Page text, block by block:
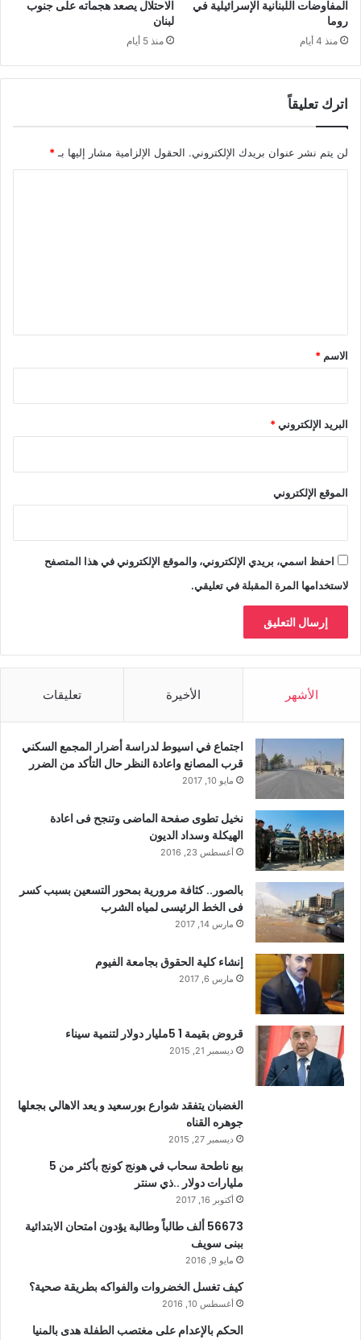
المفاوضات اللبنانية الإسرائيلية في
روما
منذ 4 أيام
الاحتلال يصعد هجماته على جنوب
لبنان
منذ 5 أيام
اترك تعليقاً
لن يتم نشر عنوان بريدك الإلكتروني. الحقول الإلزامية مشار إليها بـ *
*
الاسم *
البريد الإلكتروني*
الموقع الإلكتروني
احفظ اسمي، بريدي الإلكتروني، والموقع الإلكتروني في هذا المتصفح
لاستخدامها المرة المقبلة في تعليقي.
الأشهر الأخيرة تعليقات
اجتماع في اسيوط لدراسة أضرار المجمع السكني
قرب المصانع واعادة النظر حال التأكد من الضرر
مايو 10, 2017
نخيل تطوى صفحة الماضى وتنجح فى اعادة
الهيكلة وسداد الديون
أغسطس 23, 2016
بالصور.. كثافة مرورية بمحور التسعين بسبب كسر
فى الخط الرئيسى لمياه الشرب
مارس 14, 2017
إنشاء كلية الحقوق بجامعة الفيوم
مارس 6, 2017
قروض بقيمة 1 5مليار دولار لتنمية سيناء
ديسمبر 21, 2015
الغضبان يتفقد شوارع بورسعيد و يعد الاهالي بجعلها
جوهره القناه
ديسمبر 27, 2015
بيع ناطحة سحاب في هونج كونج بأكثر من 5
مليارات دولار ..ذي سنتر
أكتوبر 16, 2017
56673 ألف طالباً وطالبة يؤدون امتحان الابتدائية
ببنى سويف
مايو 9, 2016
كيف تغسل الخضروات والفواكه بطريقة صحية؟
أغسطس 10, 2016
الحكم بالإعدام على مغتصب الطفلة هدى بالمنيا